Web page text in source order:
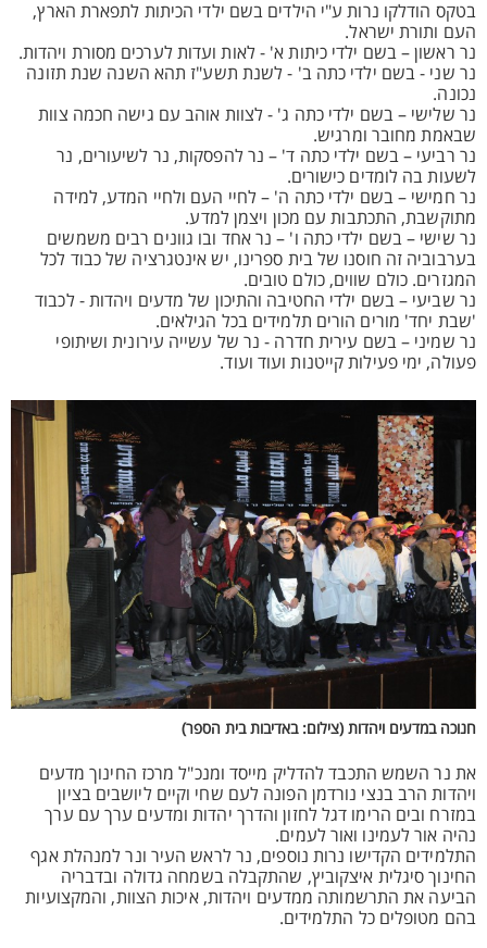
בטקס הודלקו נרות ע"י הילדים בשם ילדי הכיתות לתפארת הארץ,
העם ותורת ישראל.
נר ראשון – בשם ילדי כיתות א' - לאות ועדות לערכים מסורת ויהדות.
נר שני - בשם ילדי כתה ב' - לשנת תשע"ז תהא השנה שנת תזונה
נכונה.
נר שלישי – בשם ילדי כתה ג' - לצוות אוהב עם גישה חכמה צוות
שבאמת מחובר ומרגיש.
נר רביעי – בשם ילדי כתה ד' – נר להפסקות, נר לשיעורים, נר
לשעות בה לומדים כישורים.
נר חמישי – בשם ילדי כתה ה' – לחיי העם ולחיי המדע, למידה
מתוקשבת, התכתבות עם מכון ויצמן למדע.
נר שישי – בשם ילדי כתה ו' – נר אחד ובו גוונים רבים משמשים
בערבוביה זה חוסנו של בית ספרינו, יש אינטגרציה של כבוד לכל
המגזרים. כולם שווים, כולם טובים.
נר שביעי – בשם ילדי החטיבה והתיכון של מדעים ויהדות - לכבוד
'שבת יחד' מורים הורים תלמידים בכל הגילאים.
נר שמיני – בשם עירית חדרה - נר של עשייה עירונית ושיתופי
פעולה, ימי פעילות קייטנות ועוד ועוד.
חנוכה במדעים ויהדות (צילום: באדיבות בית הספר)
את נר השמש התכבד להדליק מייסד ומנכ"ל מרכז החינוך מדעים
ויהדות הרב בנצי נורדמן הפונה לעם שחי וקיים ליושבים בציון
במזרח ובים הרימו דגל לחזון והדרך יהדות ומדעים ערך עם ערך
נהיה אור לעמינו ואור לעמים.
התלמידים הקדישו נרות נוספים, נר לראש העיר ונר למנהלת אגף
החינוך סיגלית איצקוביץ, שהתקבלה בשמחה גדולה ובדבריה
הביעה את התרשמותה ממדעים ויהדות, איכות הצוות, והמקצועיות
בהם מטופלים כל התלמידים.